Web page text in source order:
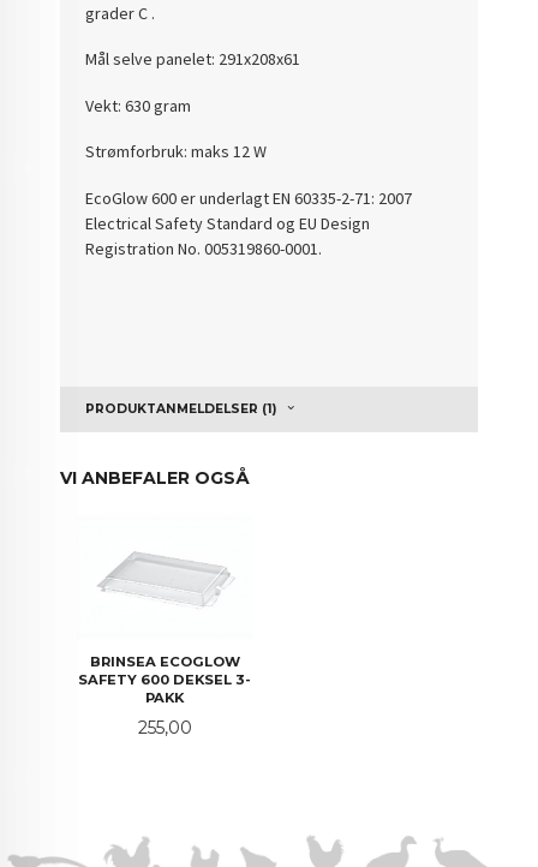
grader C .
Mål selve panelet: 291x208x61
Vekt: 630 gram
Strømforbruk: maks 12 W
EcoGlow 600 er underlagt EN 60335-2-71: 2007
Electrical Safety Standard og EU Design
Registration No. 005319860-0001.
PRODUKTANMELDELSER (1)
VI ANBEFALER OGSÅ
BRINSEA ECOGLOW
SAFETY 600 DEKSEL 3-
PAKK
Pris
255,00